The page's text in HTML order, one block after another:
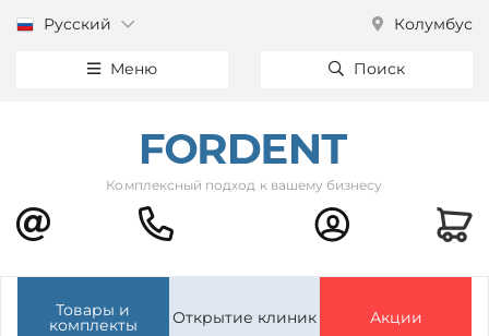
Русский Колумбус
Меню Поиск
Комплексный подход к вашему бизнесу
Товары и
комплекты Открытие клиник Акции